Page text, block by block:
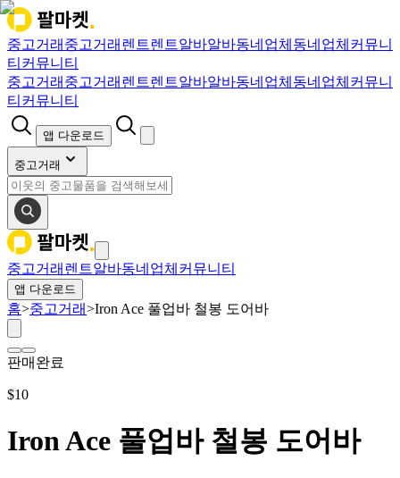
중고거래 중고거래 렌트렌트알바알바동네업체 동네업체 커뮤니
티 커뮤니티
중고거래 중고거래 렌트렌트알바알바동네업체 동네업체 커뮤니
티 커뮤니티
앱 다운로드
중고거래
중고거래 렌트알바동네업체 커뮤니티
앱 다운로드
홈>중고거래>Iron Ace 풀업바 철봉 도어바
판매완료
$10
Iron Ace 풀업바 철봉 도어바